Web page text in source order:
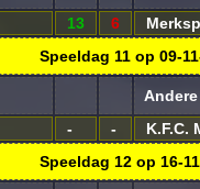
13 6
Speeldag 11 op 09-
- - K.F.C.
Speeldag 12op 16-